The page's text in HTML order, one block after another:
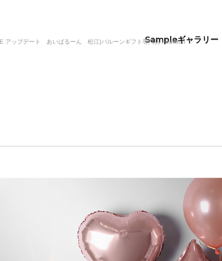
プデート あいばるーん 松江|バルーンギフト専門店 i Balloon
Sampleギャラリー